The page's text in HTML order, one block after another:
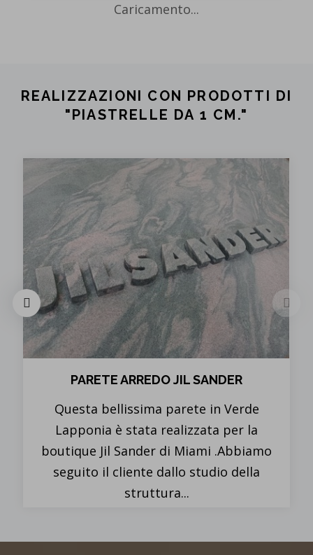
Caricamento...
REALIZZAZIONI CON PRODOTTI DI
"PIASTRELLE DA 1 CM."
FONTANA OUTLET SERRAVALLE CON
GIOCHI D'ACQUA
Questa bellissima fontana con i suoi
spettacolari giochi d'acqua,
commissionata dall'Outlet di Serravalle, è
stata realizzata in granito Bianco Malaga...